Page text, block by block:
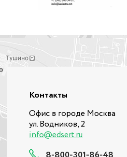
Контакты
Офис в городе Москва
ул. Водников, 2
info@edsert.ru